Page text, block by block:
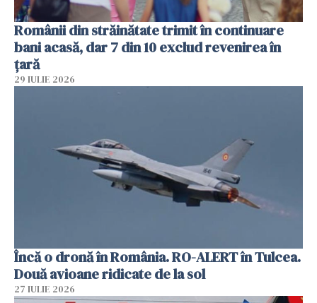
Românii din străinătate trimit în continuare
bani acasă, dar 7 din 10 exclud revenirea în
țară
29 IULIE 2026
Încă o dronă în România. RO-ALERT în Tulcea.
Două avioane ridicate de la sol
27 IULIE 2026